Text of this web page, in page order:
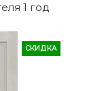
1 год
СКИДКА